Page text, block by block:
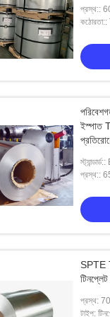
প্রস্থ::
TH580,
ইস্পাত
প্রস্থ::
SPTE
প্রস্থ:
টাইপ: